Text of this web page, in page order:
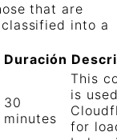
that are
into a
Duración
30
minutes
This
is
for